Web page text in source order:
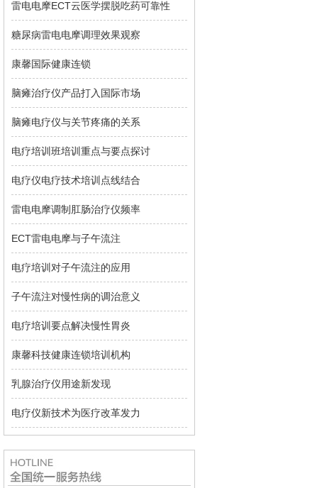
雷电电摩ECT云医学摆脱吃药可靠性
糖尿病雷电电摩调理效果观察
康馨国际健康连锁
脑瘫治疗仪产品打入国际市场
脑瘫电疗仪与关节疼痛的关系
电疗培训班培训重点与要点探讨
电疗仪电疗技术培训点线结合
雷电电摩调制肛肠治疗仪频率
ECT雷电电摩与子午流注
电疗培训对子午流注的应用
子午流注对慢性病的调治意义
电疗培训要点解决慢性胃炎
康馨科技健康连锁培训机构
乳腺治疗仪用途新发现
电疗仪新技术为医疗改革发力